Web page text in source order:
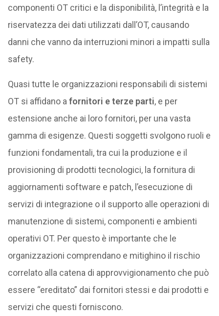
componenti OT critici e la disponibilità, l’integrità e la
riservatezza dei dati utilizzati dall’OT, causando
danni che vanno da interruzioni minori a impatti sulla
safety.
Quasi tutte le organizzazioni responsabili di sistemi
OT si affidano afornitori e terze parti, e per
estensione anche ai loro fornitori, per una vasta
gamma di esigenze. Questi soggetti svolgono ruoli e
funzioni fondamentali, tra cui la produzione e il
provisioning di prodotti tecnologici, la fornitura di
aggiornamenti software e patch, l’esecuzione di
servizi di integrazione o il supporto alle operazioni di
manutenzione di sistemi, componenti e ambienti
operativi OT. Per questo è importante che le
organizzazioni comprendano e mitighino il rischio
correlato alla catena di approvvigionamento che può
essere “ereditato” dai fornitori stessi e dai prodotti e
servizi che questi forniscono.